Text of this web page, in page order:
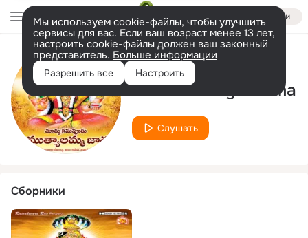
Войти
Мы используем cookie-файлы, чтобы улучшить
сервисы для вас. Если ваш возраст менее 13 лет,
настроить cookie-файлы должен ваш законный
представитель. Больше информации
Разрешить все Настроить
Исполнитель
Amma Muthyalamma
Слушать
Сборники